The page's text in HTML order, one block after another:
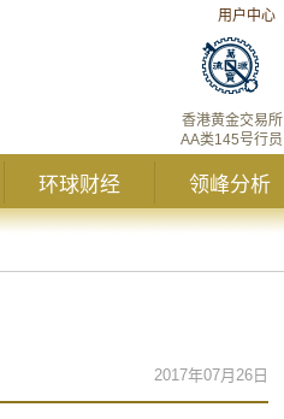
用户中心
香港黄金交易所
AA类145号行员
环球财经 领峰分析
2017年07月26日